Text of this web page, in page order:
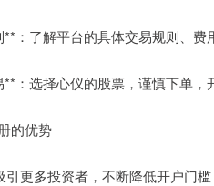
：了解平台的具体交易规则、费
：选择心仪的股票，谨慎下单，
的优势
更多投资者，不断降低开户门槛